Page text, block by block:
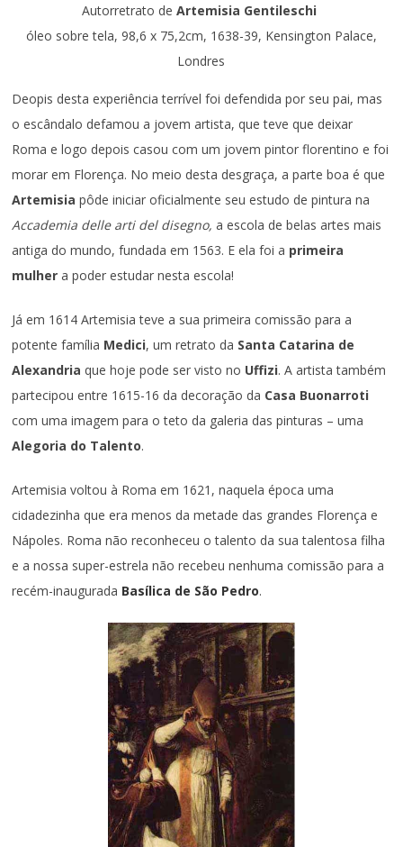
Autorretrato deArtemisia Gentileschi
óleo sobre tela, 98,6 x 75,2cm, 1638-39, Kensington Palace,
Londres
Deopis desta experiência terrível foi defendida por seu pai, mas
o escândalo defamou a jovem artista, que teve que deixar
Roma e logo depois casou com um jovem pintor florentino e foi
morar em Florença. No meio desta desgraça, a parte boa é que
Artemisiapôde iniciar oficialmente seu estudo de pintura na
Accademia delle arti del disegno, a escola de belas artes mais
antiga do mundo, fundada em 1563. E ela foi a primeira
mulhera poder estudar nesta escola!
Já em 1614 Artemisia teve a sua primeira comissão para a
potente família Medici, um retrato da Santa Catarina de
Alexandria que hoje pode ser visto no Uffizi. A artista também
partecipou entre 1615-16 da decoração da Casa Buonarroti
com uma imagem para o teto da galeria das pinturas – uma
Alegoria do Talento.
Artemisia voltou à Roma em 1621, naquela época uma
cidadezinha que era menos da metade das grandes Florença e
Nápoles. Roma não reconheceu o talento da sua talentosa filha
e a nossa super-estrela não recebeu nenhuma comissão para a
recém-inaugurada Basílica de São Pedro.